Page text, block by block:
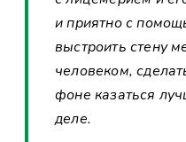
и приятно с
выстроить стену
человеком,
фоне казаться
деле.